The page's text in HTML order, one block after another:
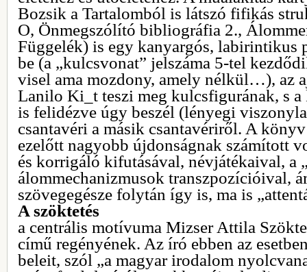
Bozsik a Tartalomból is látszó fifikás
O, Önmegszólító bibliográfia 2.,
Függelék) is egy kanyargós, labirintikus
be (a „kulcsvonat” jelszáma 5-tel
visel ama mozdony, amely nélkül…), az
Lanilo Ki_t teszi meg kulcsfigurának, s
is felidézve úgy beszél (lényegi
csantavéri a másik csantavériről. A
ezelőtt nagyobb újdonságnak számított
és korrigáló kifutásával, névjátékaival, a
álommechanizmusok transzpozícióival,
szövegegésze folytán így is, ma is
A szöktetés
a centrális motívuma Mizser Attila
című regényének. Az író ebben az
beleit, szól „a magyar irodalom